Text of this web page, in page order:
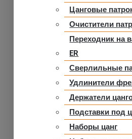
Цанговые
Очистители
Переходник на
ER
Сверлильные
Удлинители
Держатели
Подставки под
Наборы цанг